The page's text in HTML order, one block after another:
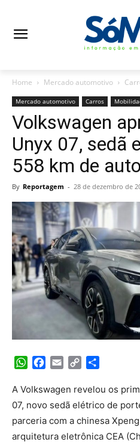
Home Mercado automotivo
Mercado automotivo Carros
Volkswagen
Unyx 07, sedã
558 km de
By Reportagem - 28 de dezembro de
WhatsApp
Facebook
Email Copy
A Volkswagen revelou os
07, novo sedã elétrico de
parceria com a chinesa
arquitetura eletrônica CEA